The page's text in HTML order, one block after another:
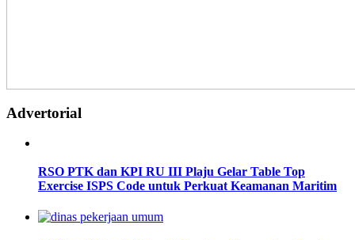
Advertorial
RSO PTK dan KPI RU III Plaju Gelar Table Top
Exercise ISPS Code untuk Perkuat Keamanan Maritim